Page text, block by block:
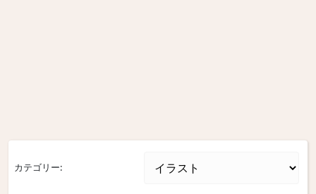
カテゴリー: